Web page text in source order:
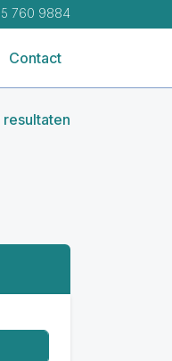
760 9884
Contact
resultaten